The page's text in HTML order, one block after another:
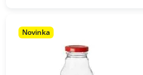
Novinka